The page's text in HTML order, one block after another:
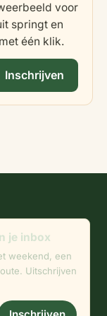
voor
springt en
één klik.
Inschrijven
je inbox
weekend, een
Uitschrijven